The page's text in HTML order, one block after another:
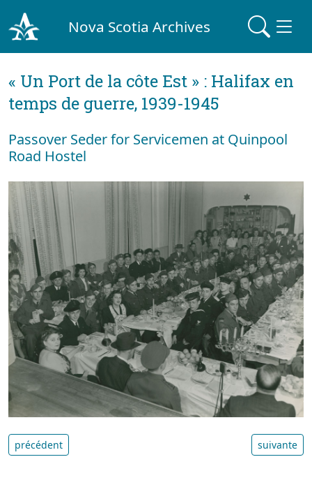
Nova Scotia Archives
« Un Port de la côte Est » : Halifax en
temps de guerre, 1939-1945
Passover Seder for Servicemen at Quinpool
Road Hostel
précédent suivante